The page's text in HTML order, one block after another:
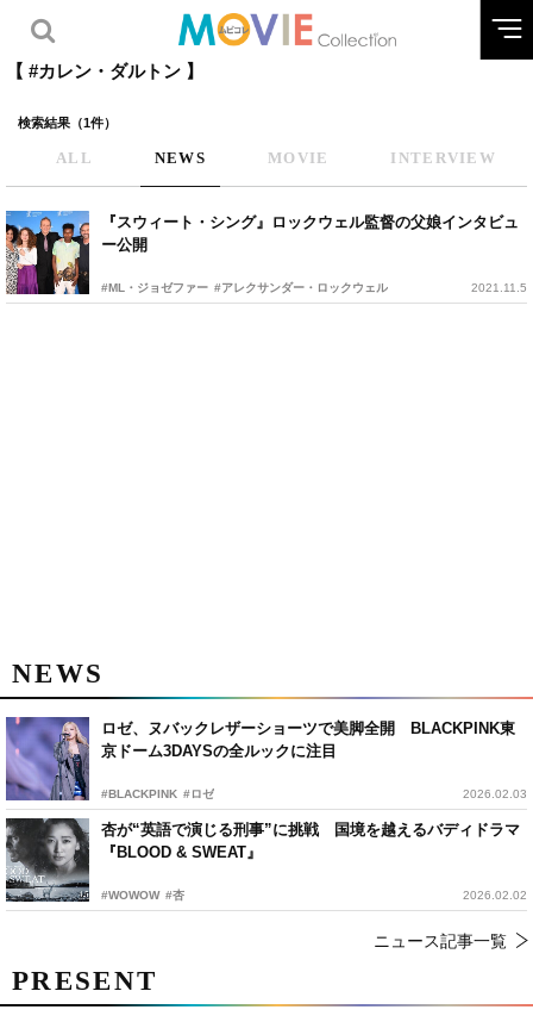
【 #カレン・ダルトン 】
検索結果（1件）
ALL NEWS MOVIE INTERVIEW
『スウィート・シング』ロックウェル監督の父娘インタビュ
ー公開
#ML・ジョゼファー #アレクサンダー・ロックウェル 2021.11.5
NEWS
ロゼ、ヌバックレザーショーツで美脚全開 BLACKPINK東
京ドーム3DAYSの全ルックに注目
#BLACKPINK #ロゼ 2026.02.03
杏が“英語で演じる刑事”に挑戦 国境を越えるバディドラマ
『BLOOD & SWEAT』
#WOWOW #杏 2026.02.02
ニュース記事一覧
PRESENT